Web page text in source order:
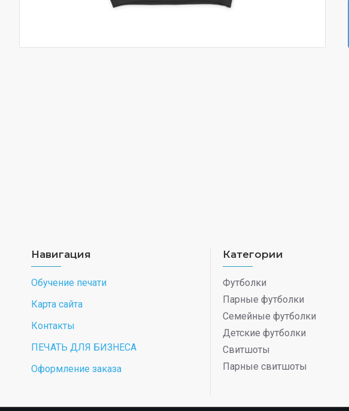
Навигация
Обучение печати
Карта сайта
Контакты
ПЕЧАТЬ ДЛЯ БИЗНЕСА
Оформление заказа
Категории
Футболки
Парные футболки
Семейные футболки
Детские футболки
Свитшоты
Парные свитшоты